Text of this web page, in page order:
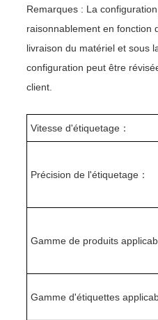
Remarques : La
raisonnablement en fonction
livraison du matériel et sous
configuration peut être
client.
Vitesse d'étiquetage：
Précision de l'étiquetage：
Gamme de produits
Gamme d'étiquettes